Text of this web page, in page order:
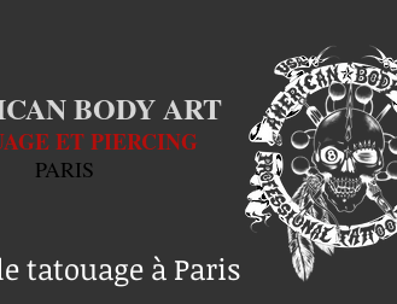
BODY ART
ET PIERCING
PARIS
tatouage à Paris